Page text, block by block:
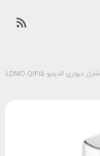
شارژر دیواری الدینیو LDNIO Q1415 توان 45 وات همراه با کابل